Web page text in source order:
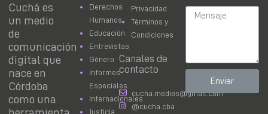
Cuchá es
un medio
de
comunicación
digital que
nace en
Córdoba
como una
Derechos
Humanos
Educación
Entrevistas
Género
Informes
Especiales
Internacionales
Justicia
Privacidad
Términos y
Condiciones
Canales de
contacto
cucha.medios@gmail.com
@cucha.cba
Enviar